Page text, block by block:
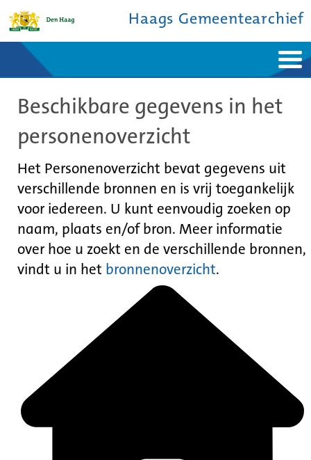
Haags Gemeentearchief
Ontdek de stad
De studiezaal
Bronnen en collecties
Contact
Beschikbare gegevens in het
personenoverzicht
Het Personenoverzicht bevat gegevens uit
verschillende bronnen en is vrij toegankelijk
voor iedereen. U kunt eenvoudig zoeken op
naam, plaats en/of bron. Meer informatie
over hoe u zoekt en de verschillende bronnen,
vindt u in het bronnenoverzicht.